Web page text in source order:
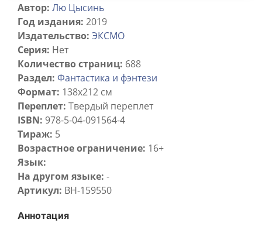
Автор: Лю Цысинь
Год издания: 2019
Издательство: ЭКСМО
Серия: Нет
Количество страниц: 688
Раздел: Фантастика и фэнтези
Формат: 138x212 см
Переплет: Твердый переплет
ISBN: 978-5-04-091564-4
Тираж: 5
Возрастное ограничение: 16+
Язык:
На другом языке: -
Артикул: BH-159550
Аннотация